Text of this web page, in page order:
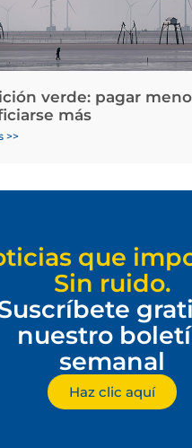
verde: pagar
más
>>
que
Sin ruido.
nuestro
semanal
Haz clic aquí